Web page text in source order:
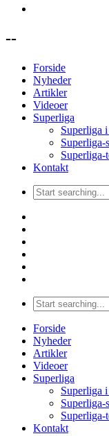
--
Forside
Nyheder
Artikler
Videoer
Superliga
Superliga
Superliga-
Kontakt
Forside
Nyheder
Artikler
Videoer
Superliga
Superliga
Superliga-
Kontakt